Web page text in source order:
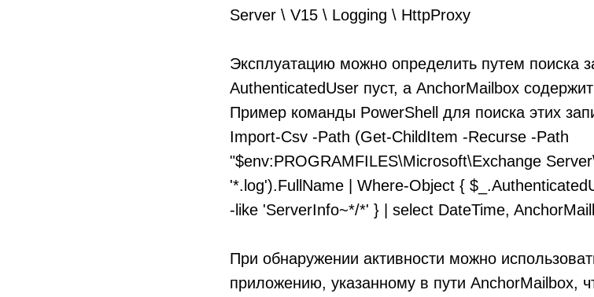
Server \ V15 \ Logging \ HttpProxy
Эксплуатацию можно определить путем поиска
AuthenticatedUser пуст, а AnchorMailbox
Пример команды PowerShell для поиска этих
Import-Csv -Path (Get-ChildItem -Recurse -Path
"$env:PROGRAMFILES\Microsoft\Exchange
'*.log').FullName | Where-Object {
-like 'ServerInfo~*/*' } | select DateTime,
При обнаружении активности можно
приложению, указанному в пути AnchorMailbox,